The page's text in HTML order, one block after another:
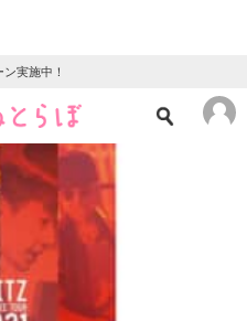
実施中！
ニュース
クイズ
地域
教育・育児